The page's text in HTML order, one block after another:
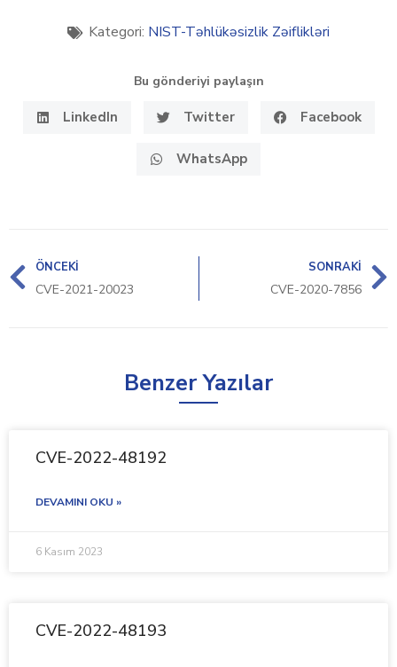
Kategori: NIST-Təhlükəsizlik Zəiflikləri
Bu gönderiyi paylaşın
LinkedIn Twitter Facebook
WhatsApp
ÖNCEKI
CVE-2021-20023
SONRAKI
CVE-2020-7856
Benzer Yazılar
CVE-2022-48192
DEVAMINI OKU »
6 Kasım 2023
CVE-2022-48193